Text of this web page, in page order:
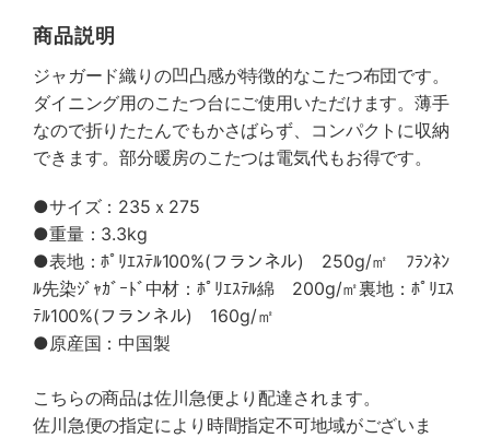
商品説明
ジャガード織りの凹凸感が特徴的なこたつ布団です。
ダイニング用のこたつ台にご使用いただけます。薄手
なので折りたたんでもかさばらず、コンパクトに収納
できます。部分暖房のこたつは電気代もお得です。
●サイズ：235ｘ275
●重量：3.3kg
●表地：ﾎﾟﾘｴｽﾃﾙ100%(フランネル) 250g/㎡ ﾌﾗﾝﾈﾝ
ﾙ先染ｼﾞｬｶﾞｰﾄﾞ中材：ﾎﾟﾘｴｽﾃﾙ綿 200g/㎡裏地：ﾎﾟﾘｴｽ
ﾃﾙ100%(フランネル) 160g/㎡
●原産国：中国製
こちらの商品は佐川急便より配達されます。
佐川急便の指定により時間指定不可地域がございま